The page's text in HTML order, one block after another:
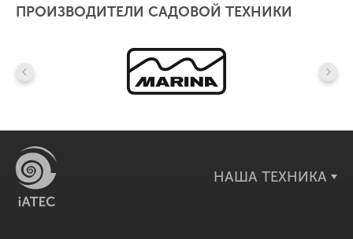
ПРОИЗВОДИТЕЛИ САДОВОЙ ТЕХНИКИ
НАША ТЕХНИКА